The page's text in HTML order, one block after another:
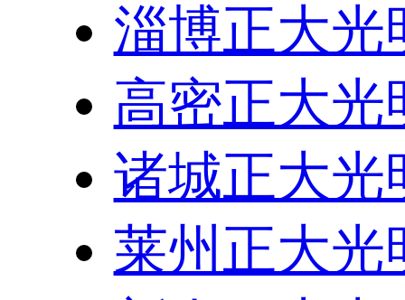
淄博正大光
高密正大光
诸城正大光
莱州正大光